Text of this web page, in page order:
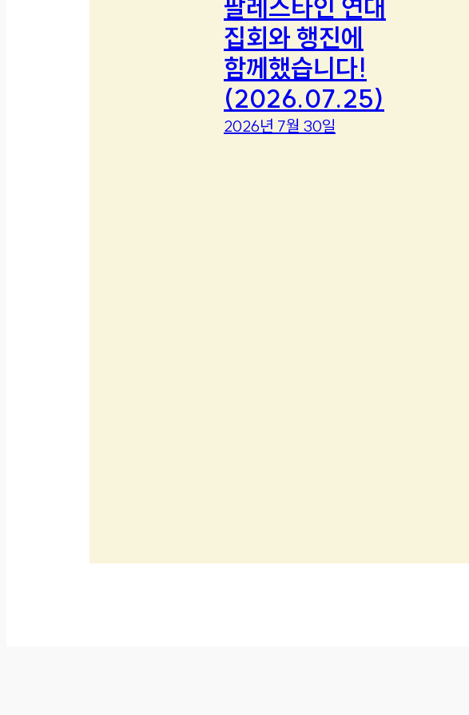
팔레스타인 연대
집회와 행진에
함께했습니다!
(2026.07.25)
2026년 7월 30일